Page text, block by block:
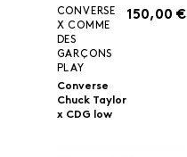
CONVERSE
X COMME
DES
GARÇONS
PLAY
Converse
Chuck Taylor
x CDG low
150,00 €